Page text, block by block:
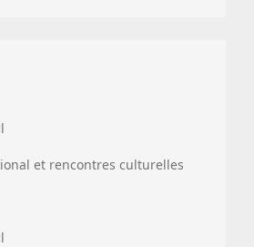
et rencontres culturelles